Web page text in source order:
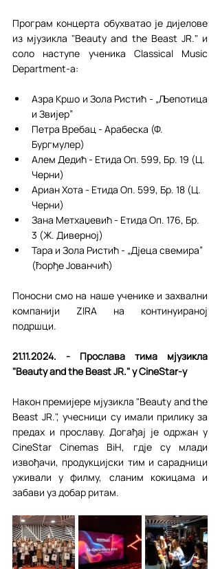
Програм концерта обухватао је дијелове
из мјузикла "Beauty and the Beast JR." и
соло наступе ученика Classical Music
Department-а:
Азра Кршо и Зола Ристић - „Љепотица
и Звијер”
Петра Вребац - Арабеска (Ф.
Бургмулер)
Алем Дедић - Етида Оп. 599, Бр. 19 (Ц.
Черни)
Ариан Хота - Етида Оп. 599, Бр. 18 (Ц.
Черни)
Зана Метхаџевић - Етида Оп. 176, Бр.
3 (Ж. Диверној)
Тара и Зола Ристић - „Дјеца свемира”
(Ђорђе Јованчић)
Поносни смо на наше ученике и захвални
компанији ZIRA на континуираној
подршци.
21.11.2024. - Прослава тима мјузикла
"Beauty and the Beast JR." у CineStar-у
Након премијере мјузикла "Beauty and the
Beast JR.", учесници су имали прилику за
предах и прославу. Догађај је одржан у
CineStar Cinemas BiH, гдје су млади
извођачи, продукцијски тим и сарадници
уживали у филму, сланим кокицама и
забави уз добар ритам.